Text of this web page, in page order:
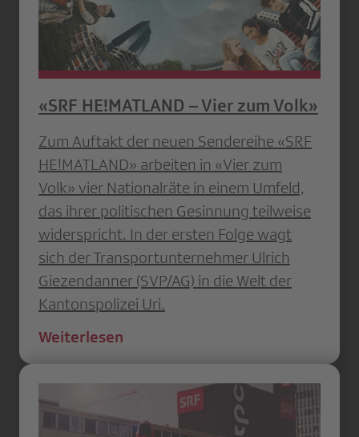
«SRF HE!MATLAND – Vier zum Volk»
Zum Auftakt der neuen Sendereihe «SRF
HE!MATLAND» arbeiten in «Vier zum
Volk» vier Nationalräte in einem Umfeld,
das ihrer politischen Gesinnung teilweise
widerspricht. In der ersten Folge wagt
sich der Transportunternehmer Ulrich
Giezendanner (SVP/AG) in die Welt der
Kantonspolizei Uri.
Weiterlesen